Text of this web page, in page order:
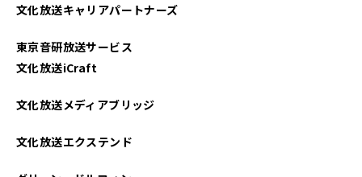
2022年07月
2022年06月
2022年05月
文化放送キャリアパートナーズ
東京音研放送サービス
文化放送iCraft
文化放送メディアブリッジ
文化放送エクステンド